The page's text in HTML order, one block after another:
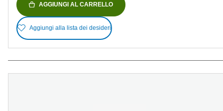
AGGIUNGI AL CARRELLO
Aggiungi alla lista dei desideri